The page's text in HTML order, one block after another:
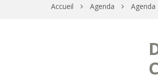
Accueil Agenda Agenda